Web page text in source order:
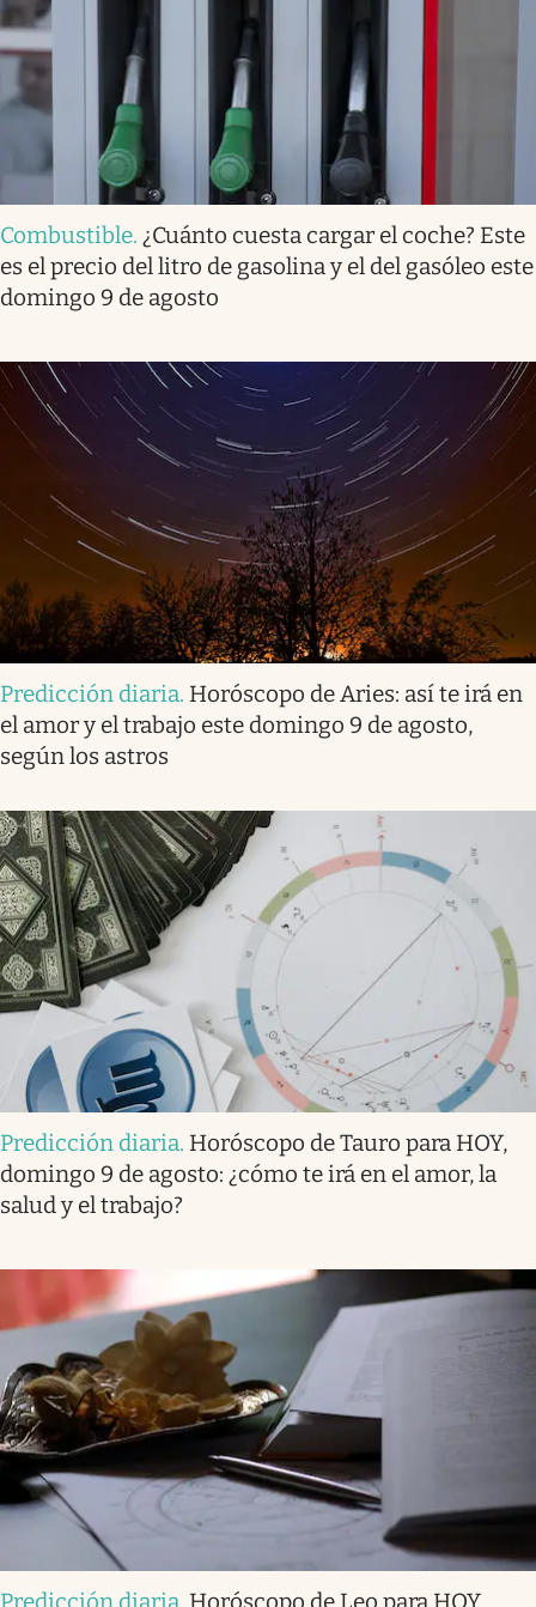
Combustible. ¿Cuánto cuesta cargar el coche? Este
es el precio del litro de gasolina y el del gasóleo este
domingo 9 de agosto
Predicción diaria. Horóscopo de Aries: así te irá en
el amor y el trabajo este domingo 9 de agosto,
según los astros
Predicción diaria. Horóscopo de Tauro para HOY,
domingo 9 de agosto: ¿cómo te irá en el amor, la
salud y el trabajo?
Predicción diaria Horóscopo de Leo para HOY,